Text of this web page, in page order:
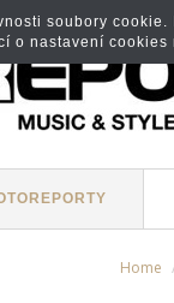
Home
soubory
o nastavení cookies